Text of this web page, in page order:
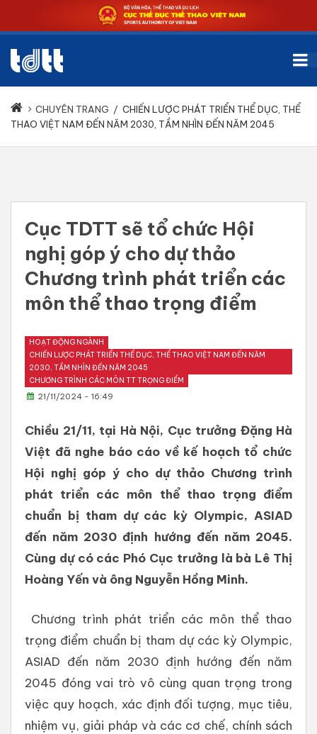
CHUYÊN TRANG / CHIẾN LƯỢC PHÁT TRIỂN THỂ DỤC, THỂ
THAO VIỆT NAM ĐẾN NĂM 2030, TẦM NHÌN ĐẾN NĂM 2045
Cục TDTT sẽ tổ chức Hội
nghị góp ý cho dự thảo
Chương trình phát triển các
môn thể thao trọng điểm
HOẠT ĐỘNG NGÀNH
CHIẾN LƯỢC PHÁT TRIỂN THỂ DỤC, THỂ THAO VIỆT NAM ĐẾN NĂM
2030, TẦM NHÌN ĐẾN NĂM 2045
CHƯƠNG TRÌNH CÁC MÔN TT TRỌNG ĐIỂM
21/11/2024 - 16:49
Chiều 21/11, tại Hà Nội, Cục trưởng Đặng Hà
Việt đã nghe báo cáo về kế hoạch tổ chức
Hội nghị góp ý cho dự thảo Chương trình
phát triển các môn thể thao trọng điểm
chuẩn bị tham dự các kỳ Olympic, ASIAD
đến năm 2030 định hướng đến năm 2045.
Cùng dự có các Phó Cục trưởng là bà Lê Thị
Hoàng Yến và ông Nguyễn Hồng Minh.
Chương trình phát triển các môn thể thao
trọng điểm chuẩn bị tham dự các kỳ Olympic,
ASIAD đến năm 2030 định hướng đến năm
2045 đóng vai trò vô cùng quan trọng trong
việc quy hoạch, xác định đối tượng, mục tiêu,
nhiệm vụ, giải pháp và các cơ chế, chính sách